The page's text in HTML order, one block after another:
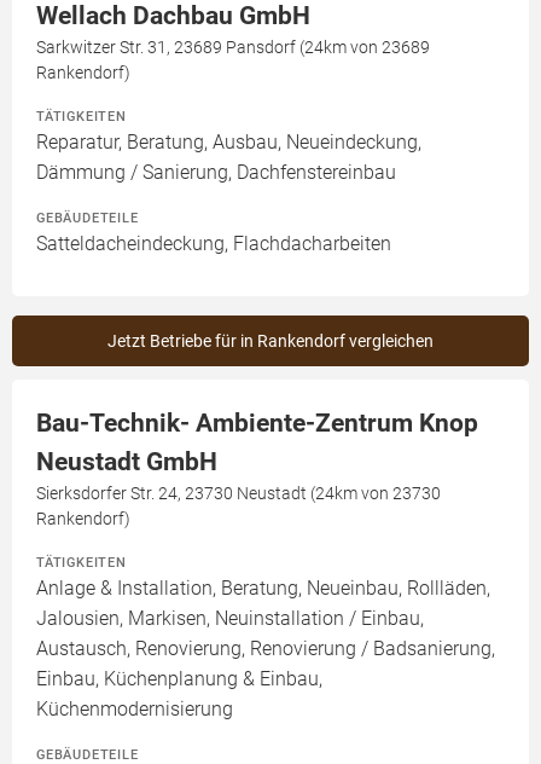
Wellach Dachbau GmbH
Sarkwitzer Str. 31, 23689 Pansdorf (24km von 23689
Rankendorf)
TÄTIGKEITEN
Reparatur, Beratung, Ausbau, Neueindeckung,
Dämmung / Sanierung, Dachfenstereinbau
GEBÄUDETEILE
Satteldacheindeckung, Flachdacharbeiten
Jetzt Betriebe für in Rankendorf vergleichen
Bau-Technik- Ambiente-Zentrum Knop
Neustadt GmbH
Sierksdorfer Str. 24, 23730 Neustadt (24km von 23730
Rankendorf)
TÄTIGKEITEN
Anlage & Installation, Beratung, Neueinbau, Rollläden,
Jalousien, Markisen, Neuinstallation / Einbau,
Austausch, Renovierung, Renovierung / Badsanierung,
Einbau, Küchenplanung & Einbau,
Küchenmodernisierung
GEBÄUDETEILE